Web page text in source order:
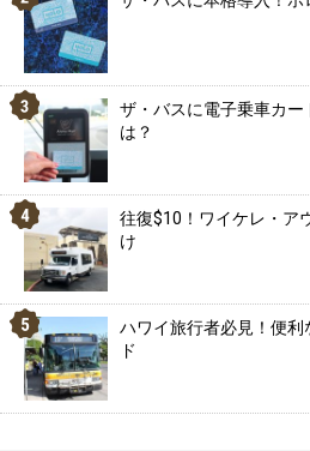
ザ・バスに電子乗車カー
は？
往復$10！ワイケレ・ア
け
ハワイ旅行者必見！便
ド